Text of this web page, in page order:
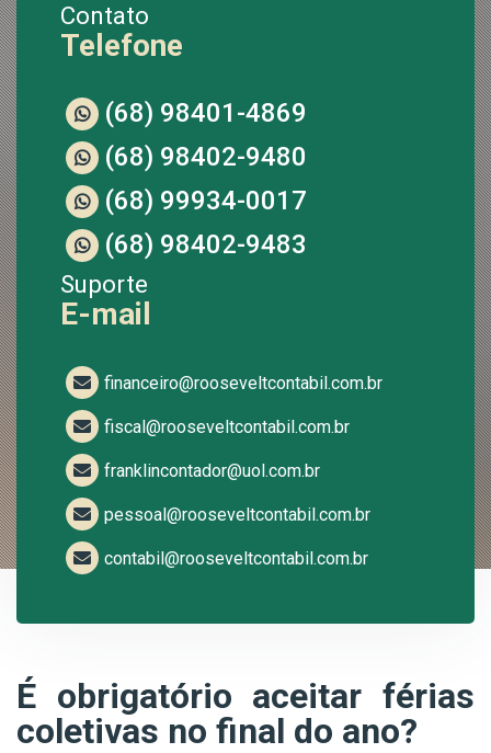
Contato
Telefone
(68) 98401-4869
(68) 98402-9480
(68) 99934-0017
(68) 98402-9483
Suporte
E-mail
financeiro@rooseveltcontabil.com.br
fiscal@rooseveltcontabil.com.br
franklincontador@uol.com.br
pessoal@rooseveltcontabil.com.br
contabil@rooseveltcontabil.com.br
É obrigatório aceitar férias
coletivas no final do ano?